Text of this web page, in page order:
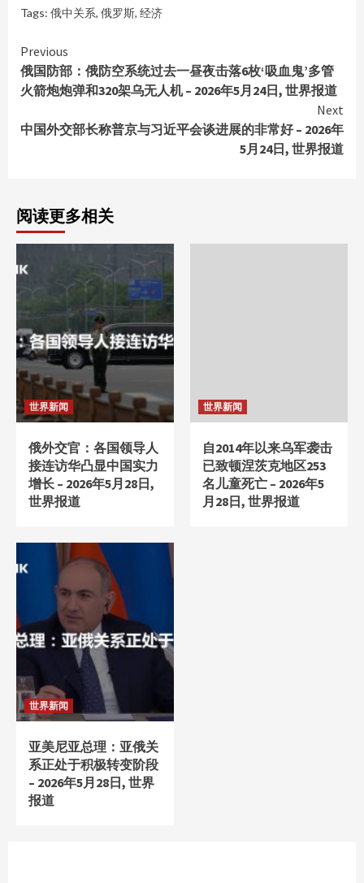
Tags: 俄中关系, 俄罗斯, 经济
Continue
Reading
Previous
俄国防部：俄防空系统过去一昼夜击落6枚‘吸血鬼’多管
火箭炮炮弹和320架乌无人机 – 2026年5月24日, 世界报道
Next
中国外交部长称普京与习近平会谈进展的非常好 – 2026年
5月24日, 世界报道
阅读更多相关
世界新闻
俄外交官：各国领导人
接连访华凸显中国实力
增长 – 2026年5月28日,
世界报道
世界新闻
自2014年以来乌军袭击
已致顿涅茨克地区253
名儿童死亡 – 2026年5
月28日, 世界报道
世界新闻
亚美尼亚总理：亚俄关
系正处于积极转变阶段
– 2026年5月28日, 世界
报道